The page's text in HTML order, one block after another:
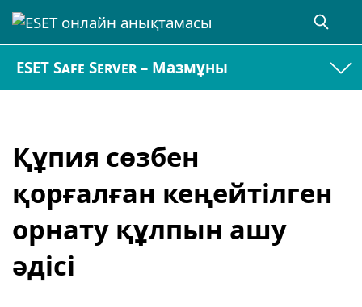
ESET Safe Server – Мазмұны
Құпия сөзбен
қорғалған кеңейтілген
орнату құлпын ашу
әдісі